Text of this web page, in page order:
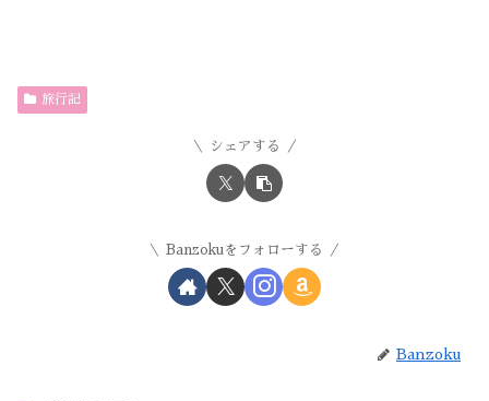
旅行記
シェアする
Banzokuをフォローする
Banzoku